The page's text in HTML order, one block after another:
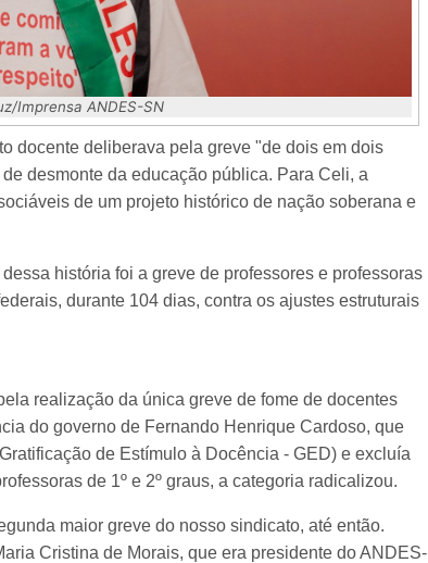
Imprensa ANDES-SN
docente deliberava pela greve "de dois em dois
desmonte da educação pública. Para Celi, a
de um projeto histórico de nação soberana e
história foi a greve de professores e professoras
durante 104 dias, contra os ajustes estruturais
realização da única greve de fome de docentes
do governo de Fernando Henrique Cardoso, que
de Estímulo à Docência - GED) e excluía
de 1º e 2º graus, a categoria radicalizou.
maior greve do nosso sindicato, até então.
Cristina de Morais, que era presidente do ANDES-